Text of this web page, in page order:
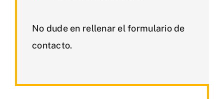
No dude en rellenar el formulario de
contacto.